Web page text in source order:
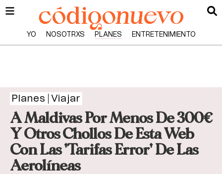
YO NOSOTRXS PLANES ENTRETENIMIENTO
Planes Viajar
A Maldivas Por Menos De 300€
Y Otros Chollos De Esta Web
Con Las 'Tarifas Error' De Las
Aerolíneas